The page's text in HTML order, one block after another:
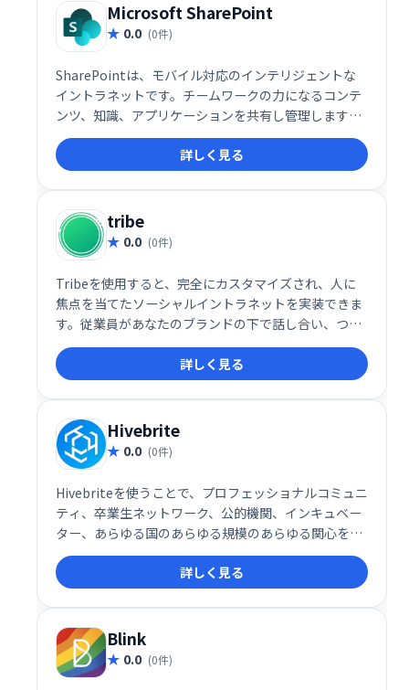
Microsoft SharePoint
0.0 (0件)
SharePointは、モバイル対応のインテリジェントな
イントラネットです。チームワークの力になるコンテ
ンツ、知識、アプリケーションを共有し管理します。
情報がすばやく見つかり、組織全体でシームレスに共
同作業できます。
詳しく見る
tribe
0.0 (0件)
Tribeを使用すると、完全にカスタマイズされ、人に
焦点を当てたソーシャルイントラネットを実装できま
す。従業員があなたのブランドの下で話し合い、つな
がり、AIベースのアクティビティフィードでパーソナ
ライズされたコンテンツを提供できるようにします。
詳しく見る
Hivebrite
0.0 (0件)
Hivebriteを使うことで、プロフェッショナルコミュニ
ティ、卒業生ネットワーク、公的機関、インキュベー
ター、あらゆる国のあらゆる規模のあらゆる関心を持
つ、あらゆる言語のコミュニティを構築することがで
きます。
詳しく見る
Blink
0.0 (0件)